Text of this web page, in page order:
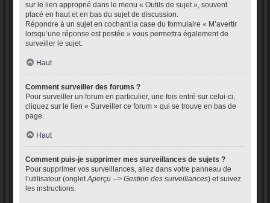
sur le lien approprié dans le menu « Outils de sujet », souvent
placé en haut et en bas du sujet de discussion.
Répondre à un sujet en cochant la case du formulaire « M’avertir
lorsqu’une réponse est postée » vous permettra également de
surveiller le sujet.
Haut
Comment surveiller des forums ?
Pour surveiller un forum en particulier, une fois entré sur celui-ci,
cliquez sur le lien « Surveiller ce forum » qui se trouve en bas de
page.
Haut
Comment puis-je supprimer mes surveillances de sujets ?
Pour supprimer vos surveillances, allez dans votre panneau de
l’utilisateur (ongletAperçu --> Gestion des surveillances) et suivez
les instructions.